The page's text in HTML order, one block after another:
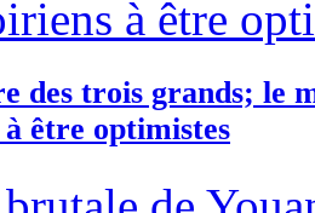
des trois grands; le
être optimistes